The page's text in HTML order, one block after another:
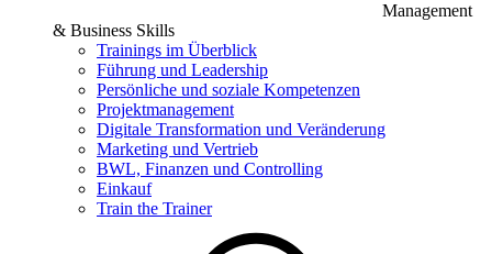
Management
& Business Skills
Trainings im Überblick
Führung und Leadership
Persönliche und soziale Kompetenzen
Projektmanagement
Digitale Transformation und Veränderung
Marketing und Vertrieb
BWL, Finanzen und Controlling
Einkauf
Train the Trainer